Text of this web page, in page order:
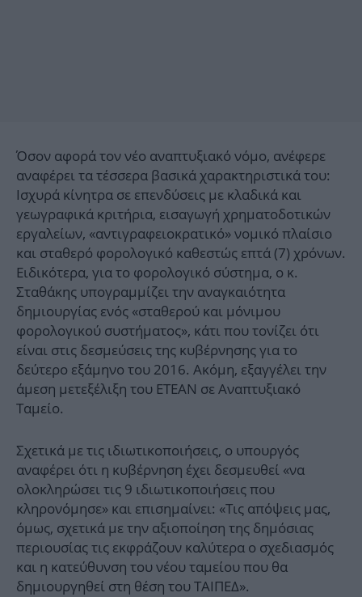
Όσον αφορά τον νέο αναπτυξιακό νόμο, ανέφερε
αναφέρει τα τέσσερα βασικά χαρακτηριστικά του:
Ισχυρά κίνητρα σε επενδύσεις με κλαδικά και
γεωγραφικά κριτήρια, εισαγωγή χρηματοδοτικών
εργαλείων, «αντιγραφειοκρατικό» νομικό πλαίσιο
και σταθερό φορολογικό καθεστώς επτά (7) χρόνων.
Ειδικότερα, για το φορολογικό σύστημα, ο κ.
Σταθάκης υπογραμμίζει την αναγκαιότητα
δημιουργίας ενός «σταθερού και μόνιμου
φορολογικού συστήματος», κάτι που τονίζει ότι
είναι στις δεσμεύσεις της κυβέρνησης για το
δεύτερο εξάμηνο του 2016. Ακόμη, εξαγγέλει την
άμεση μετεξέλιξη του ΕΤΕΑΝ σε Αναπτυξιακό
Ταμείο.
Σχετικά με τις ιδιωτικοποιήσεις, ο υπουργός
αναφέρει ότι η κυβέρνηση έχει δεσμευθεί «να
ολοκληρώσει τις 9 ιδιωτικοποιήσεις που
κληρονόμησε» και επισημαίνει: «Τις απόψεις μας,
όμως, σχετικά με την αξιοποίηση της δημόσιας
περιουσίας τις εκφράζουν καλύτερα ο σχεδιασμός
και η κατεύθυνση του νέου ταμείου που θα
δημιουργηθεί στη θέση του ΤΑΙΠΕΔ».